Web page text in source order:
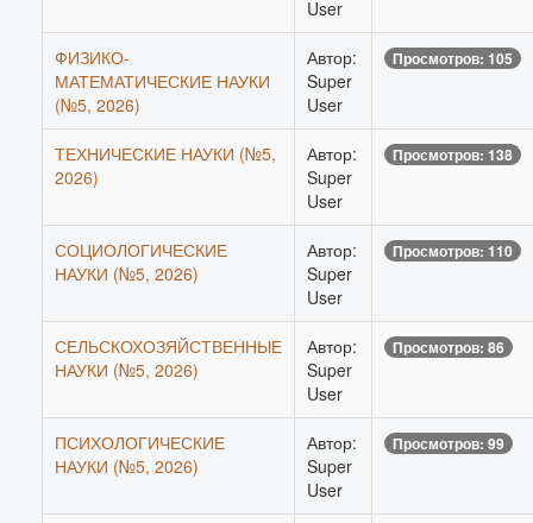
User
ФИЗИКО-
МАТЕМАТИЧЕСКИЕ НАУКИ
(№5, 2026)
Автор:
Super
User
Просмотров: 105
ТЕХНИЧЕСКИЕ НАУКИ (№5,
2026)
Автор:
Super
User
Просмотров: 138
СОЦИОЛОГИЧЕСКИЕ
НАУКИ (№5, 2026)
Автор:
Super
User
Просмотров: 110
СЕЛЬСКОХОЗЯЙСТВЕННЫЕ
НАУКИ (№5, 2026)
Автор:
Super
User
Просмотров: 86
ПСИХОЛОГИЧЕСКИЕ
НАУКИ (№5, 2026)
Автор:
Super
User
Просмотров: 99